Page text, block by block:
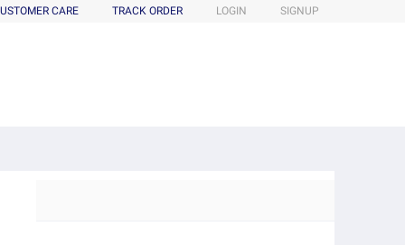
CARE TRACK ORDER LOGIN SIGNUP